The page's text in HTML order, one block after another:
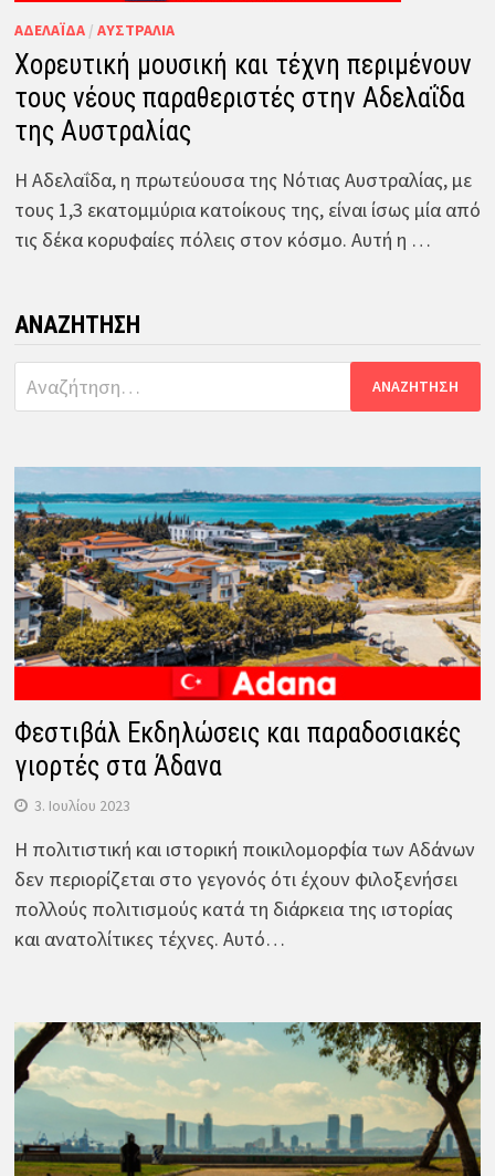
ΑΔΕΛΑΪ́ΔΑ/ ΑΥΣΤΡΑΛΊΑ
Χορευτική μουσική και τέχνη περιμένουν
τους νέους παραθεριστές στην Αδελαΐδα
της Αυστραλίας
Η Αδελαΐδα, η πρωτεύουσα της Νότιας Αυστραλίας, με
τους 1,3 εκατομμύρια κατοίκους της, είναι ίσως μία από
τις δέκα κορυφαίες πόλεις στον κόσμο. Αυτή η …
ΑΝΑΖΉΤΗΣΗ
Αναζήτηση
για:
Φεστιβάλ Εκδηλώσεις και παραδοσιακές
γιορτές στα Άδανα
3. Ιουλίου 2023
Η πολιτιστική και ιστορική ποικιλομορφία των Αδάνων
δεν περιορίζεται στο γεγονός ότι έχουν φιλοξενήσει
πολλούς πολιτισμούς κατά τη διάρκεια της ιστορίας
και ανατολίτικες τέχνες. Αυτό…